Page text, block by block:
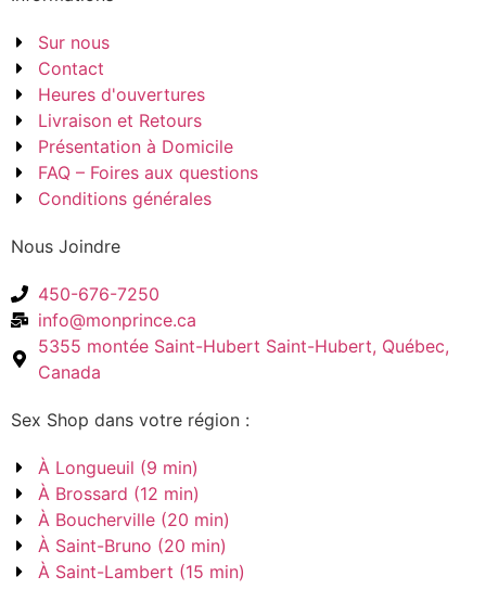
Sur nous
Contact
Heures d'ouvertures
Livraison et Retours
Présentation à Domicile
FAQ – Foires aux questions
Conditions générales
Nous Joindre
450-676-7250
info@monprince.ca
5355 montée Saint-Hubert Saint-Hubert, Québec,
Canada
Sex Shop dans votre région :
À Longueuil (9 min)
À Brossard (12 min)
À Boucherville (20 min)
À Saint-Bruno (20 min)
À Saint-Lambert (15 min)